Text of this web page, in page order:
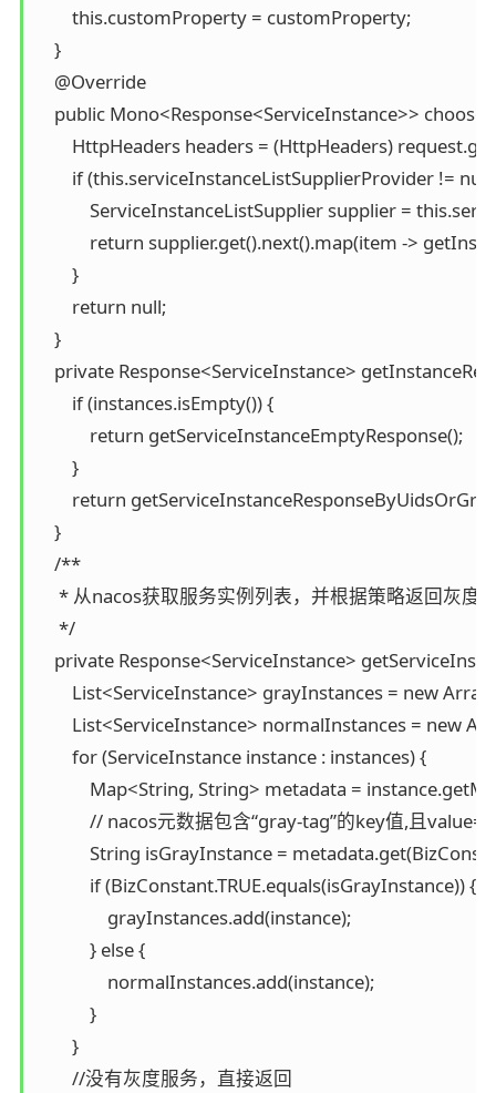
        this.customProperty = customProperty;
    }
    @Override
public Mono<Response<ServiceInstance>>
HttpHeaders headers = (HttpHeaders)
if (this.serviceInstanceListSupplierProvider !=
ServiceInstanceListSupplier supplier =
return supplier.get().next().map(item ->
        }
        return null;
    }
private Response<ServiceInstance>
        if (instances.isEmpty()) {
            return getServiceInstanceEmptyResponse();
        }
return
    }
    /**
* 从nacos获取服务实例列表，并根据策略返回灰
     */
private Response<ServiceInstance>
List<ServiceInstance> grayInstances = new
List<ServiceInstance> normalInstances = new
        for (ServiceInstance instance : instances) {
Map<String, String> metadata =
// nacos元数据包含“gray-tag”的key值,且
String isGrayInstance =
            if (BizConstant.TRUE.equals(isGrayInstance)) {
                grayInstances.add(instance);
            } else {
                normalInstances.add(instance);
            }
        }
        //没有灰度服务，直接返回